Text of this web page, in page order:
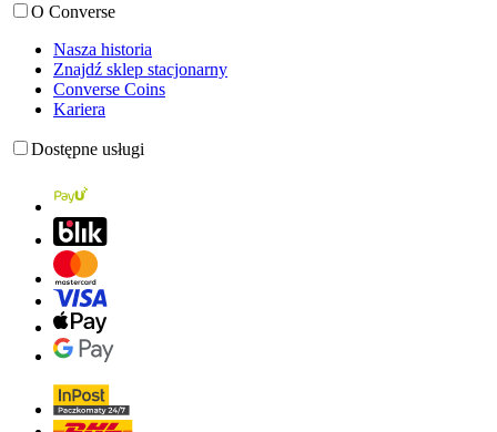
O Converse
Nasza historia
Znajdź sklep stacjonarny
Converse Coins
Kariera
Dostępne usługi